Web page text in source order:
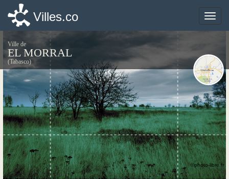
Toggle
Villes.co
Ville de
EL MORRAL
(Tabasco)
©photo-libre.fr
Toggle
Villes.co